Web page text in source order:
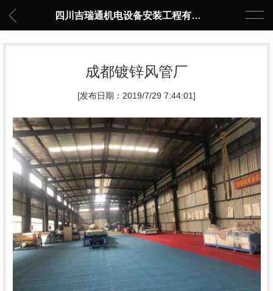
四川吉瑞通机电设备安装工程有限公司
成都镀锌风管厂
[发布日期：2019/7/29 7:44:01]